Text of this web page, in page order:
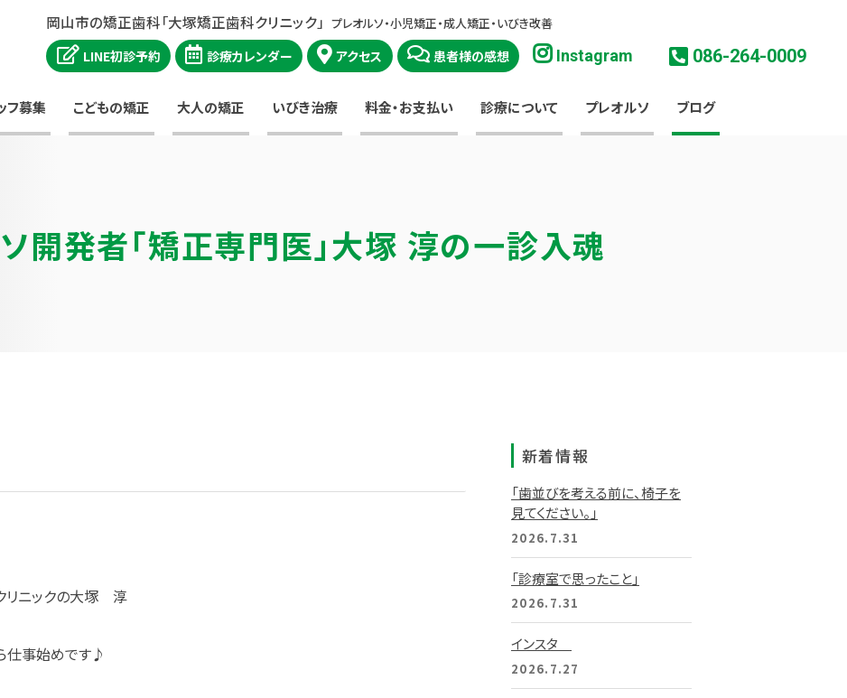
岡山市の矯正歯科「大塚矯正歯科クリニック」 プレオルソ・小児矯正・成人矯正・いびき改善
LINE初診予約 診療カレンダー アクセス 患者様の感想 Instagram 086-264-0009
フ募集 こどもの矯正 大人の矯正 いびき治療 料金・お支払い 診療について プレオルソ ブログ
開発者「矯正専門医」大塚 淳の一診入魂
リニックの大塚 淳
仕事始めです♪
新着情報
「歯並びを考える前に、椅子を
見てください。」
2026.7.31
「診療室で思ったこと」
2026.7.31
インスタ
2026.7.27